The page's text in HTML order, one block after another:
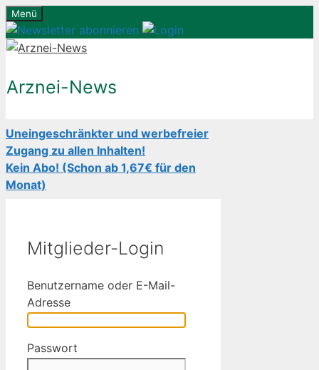
Zum
Inhalt
springen
Menü
Arznei-News
Uneingeschränkter und werbefreier
Zugang zu allen Inhalten!
Kein Abo! (Schon ab 1,67€ für den
Monat)
Mitglieder-Login
Benutzername oder E-Mail-
Adresse
Passwort